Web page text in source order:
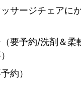
サージチェアに
要予約/洗剤＆柔
約）